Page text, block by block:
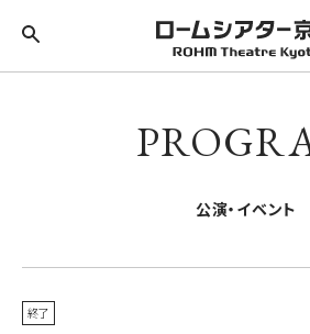
公演・イベント
終了